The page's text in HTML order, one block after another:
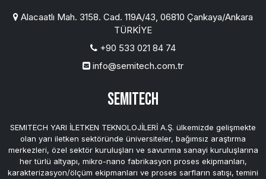
Alacaatlı Mah. 3158. Cad. 119A/43, 06810 Çankaya/Ankara
TÜRKİYE
+90 533 021 84 74
info@semitech.com.tr
SEMITECH
SEMITECH YARI İLETKEN TEKNOLOJİLERİ A.Ş. ülkemizde gelişmekte
olan yarı iletken sektöründe üniversiteler, bağımsız araştırma
merkezleri, özel sektör kuruluşları ve savunma sanayi kuruluşlarına
her türlü altyapı, mikro-nano fabrikasyon proses ekipmanları,
karakterizasyon/ölçüm ekipmanları ve proses sarfların satışı, temini